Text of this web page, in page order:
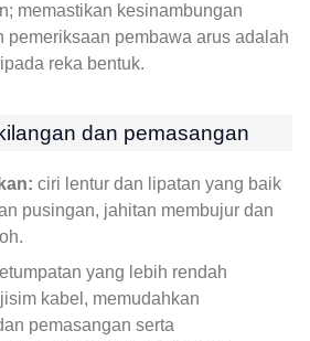
memastikan kesinambungan
pemeriksaan pembawa arus adalah
reka bentuk.
dan pemasangan
ciri lentur dan lipatan yang baik
pusingan, jahitan membujur dan
yang lebih rendah
kabel, memudahkan
pemasangan serta